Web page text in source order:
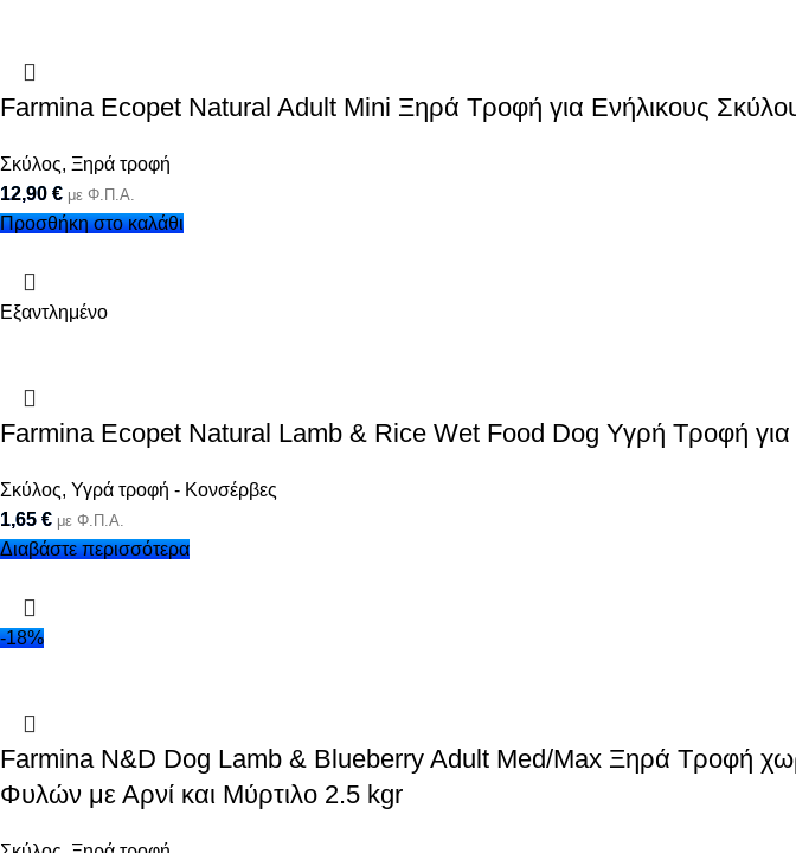
Farmina Ecopet Natural Adult Mini Ξηρά Τροφή για Ενήλικους
Σκύλος, Ξηρά τροφή
12,90 € με Φ.Π.Α.
Προσθήκη στο καλάθι
Εξαντλημένο
Farmina Ecopet Natural Lamb & Rice Wet Food Dog Υγρή Τροφή για
Σκύλος, Υγρά τροφή - Κονσέρβες
1,65 € με Φ.Π.Α.
Διαβάστε περισσότερα
-18%
Farmina N&D Dog Lamb & Blueberry Adult Med/Max Ξηρά Τροφή
Φυλών με Αρνί και Μύρτιλο 2.5 kgr